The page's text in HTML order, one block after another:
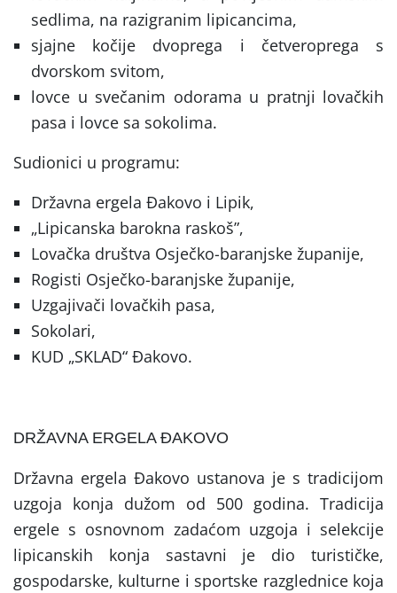
sedlima, na razigranim lipicancima,
sjajne kočije dvoprega i četveroprega s
dvorskom svitom,
lovce u svečanim odorama u pratnji lovačkih
pasa i lovce sa sokolima.
Sudionici u programu:
Državna ergela Đakovo i Lipik,
„Lipicanska barokna raskoš”,
Lovačka društva Osječko-baranjske županije,
Rogisti Osječko-baranjske županije,
Uzgajivači lovačkih pasa,
Sokolari,
KUD „SKLAD“ Đakovo.
DRŽAVNA ERGELA ĐAKOVO
Državna ergela Đakovo ustanova je s tradicijom
uzgoja konja dužom od 500 godina. Tradicija
ergele s osnovnom zadaćom uzgoja i selekcije
lipicanskih konja sastavni je dio turističke,
gospodarske, kulturne i sportske razglednice koja